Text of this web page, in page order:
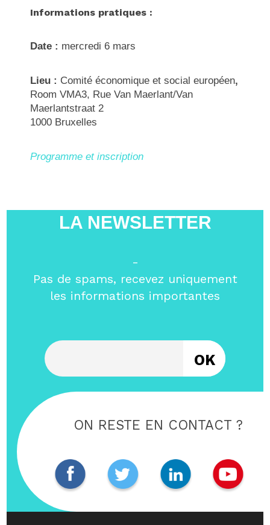
Informations pratiques :
Date : mercredi 6 mars
Lieu : Comité économique et social européen,
Room VMA3, Rue Van Maerlant/Van
Maerlantstraat 2
1000 Bruxelles
Programme et inscription
LA NEWSLETTER
-
Pas de spams, recevez uniquement
les informations importantes
ON RESTE EN CONTACT ?